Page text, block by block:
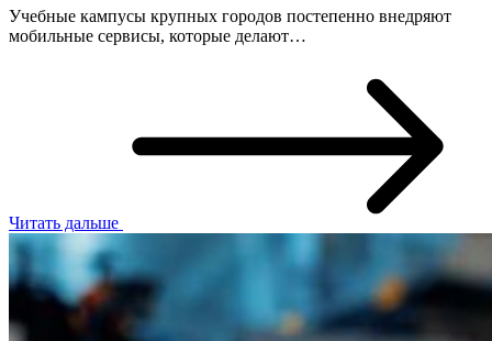
Учебные кампусы крупных городов постепенно внедряют
мобильные сервисы, которые делают…
Читать дальше